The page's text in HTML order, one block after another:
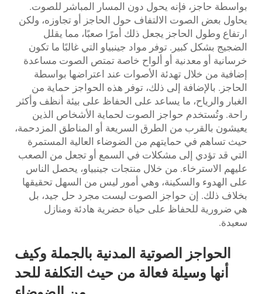
بواسطة حاجز، فإنه يحول دون المسار المباشر للصوت.
يحاول بعض الصوت الالتفاف حول الحاجز أو تجاوزه، ولكن
ارتفاع وطول الحاجز يجعل ذلك أمرًا صعبًا، مما يقلل
الضجيج بشكل كبير. توفر مواد جينبياو التي غالبًا ما تكون
خرسانية أو معدنية أو ألواح خاصة تمتص الصوت مساعدة
إضافية من خلال تهدئة الأصوات عند اعتراضها بواسطة
الحاجز. بالإضافة إلى ذلك، توفر هذه الحواجز حماية من
الغبار والرياح، ما يساعد على الحفاظ على بيئة أنظف وأكثر
راحة. وتُستخدم حواجز الصوت لحماية الأشخاص الذين
يعيشون بالقرب من الطرق السريعة أو المناطق المزدحمة،
حيث تساهم في حمايتهم من الضوضاء العالية المستمرة
التي قد تؤدي إلى مشكلات في السمع أو تجعل من الصعب
عليهم الاسترخاء. من خلال منتجات جينبياو، يحصل الناس
على الهدوء والسكينة، وهي أمور ليس من السهل تحقيقها
بخلاف ذلك. إن حواجز الصوت ليست مجرد حل جيد، بل
هي ضرورية للحفاظ على حياة حضرية هادئة ومنازل
سعيدة.
الحواجز الصوتية المدنية بالجملة وكيف
أنها وسيلة فعالة من حيث التكلفة للحد